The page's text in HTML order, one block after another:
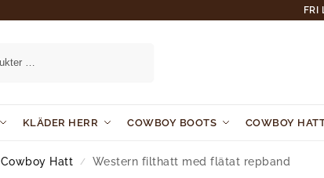
FRI
KLÄDER HERR COWBOY BOOTS COWBOY
Cowboy Hatt / Western filthatt med flätat repband